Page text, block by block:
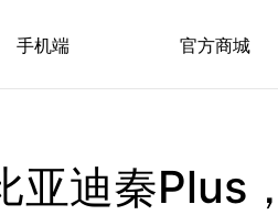
手机端 官方商城
亚迪秦Plus